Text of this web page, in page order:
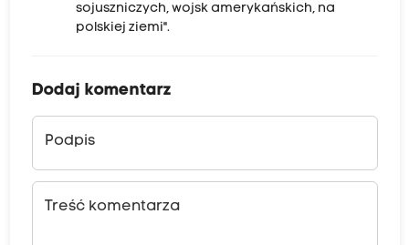
sojuszniczych, wojsk amerykańskich, na
polskiej ziemi".
Dodaj komentarz
Podpis
Treść komentarza